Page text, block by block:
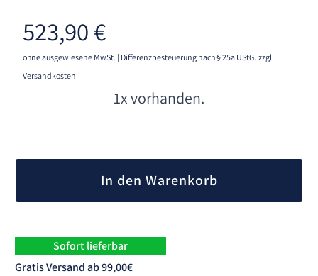
523,90€
ohne ausgewiesene MwSt. | Differenzbesteuerung nach § 25a UStG. zzgl.
Versandkosten
1x vorhanden.
In den Warenkorb
Sofort lieferbar
Gratis Versand ab 99,00€